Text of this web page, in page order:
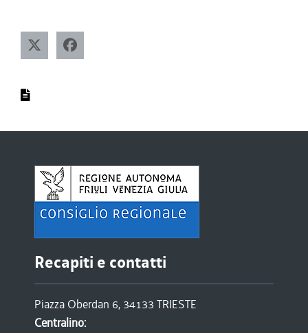
Recapiti e contatti
Piazza Oberdan 6, 34133 TRIESTE
Centralino: